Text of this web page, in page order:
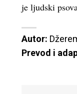
je ljudski
Autor:
Prevod i